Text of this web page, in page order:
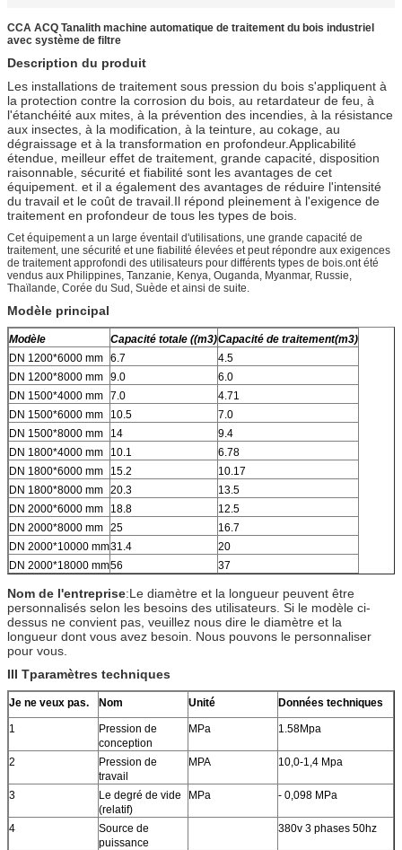
CCA ACQ Tanalith machine automatique de traitement du bois industriel
avec système de filtre
Description du produit
Les installations de traitement sous pression du bois s'appliquent à
la protection contre la corrosion du bois, au retardateur de feu, à
l'étanchéité aux mites, à la prévention des incendies, à la résistance
aux insectes, à la modification, à la teinture, au cokage, au
dégraissage et à la transformation en profondeur.Applicabilité
étendue, meilleur effet de traitement, grande capacité, disposition
raisonnable, sécurité et fiabilité sont les avantages de cet
équipement. et il a également des avantages de réduire l'intensité
du travail et le coût de travail.Il répond pleinement à l'exigence de
traitement en profondeur de tous les types de bois.
Cet équipement a un large éventail d'utilisations, une grande capacité de
traitement, une sécurité et une fiabilité élevées et peut répondre aux exigences
de traitement approfondi des utilisateurs pour différents types de bois.ont été
vendus aux Philippines, Tanzanie, Kenya, Ouganda, Myanmar, Russie,
Thaïlande, Corée du Sud, Suède et ainsi de suite.
Modèle principal
Modèle Capacité totale ((m3)Capacité de traitement(m3)
DN 1200*6000 mm 6.7
4.5
DN 1200*8000 mm 9.0
6.0
DN 1500*4000 mm 7.0
4.71
DN 1500*6000 mm
10.5
7.0
DN 1500*8000 mm
14
9.4
DN 1800*4000 mm
10.1
6.78
DN 1800*6000 mm
15.2
10.17
DN 1800*8000 mm 20.3
13.5
DN 2000*6000 mm
18.8
12.5
DN 2000*8000 mm 25
16.7
DN 2000*10000 mm31.4
20
DN 2000*18000 mm56 37
Nom de l'entreprise:Le diamètre et la longueur peuvent être
personnalisés selon les besoins des utilisateurs. Si le modèle ci-
dessus ne convient pas, veuillez nous dire le diamètre et la
longueur dont vous avez besoin. Nous pouvons le personnaliser
pour vous.
III Tparamètres techniques
Je ne veux pas. Nom Unité Données techniques
1
Pression de
conception
MPa 1.58Mpa
2
Pression de
travail
MPA 10,0-1,4 Mpa
3
Le degré de vide
(relatif)
MPa - 0,098 MPa
4
Source de
puissance
380v 3 phases 50hz